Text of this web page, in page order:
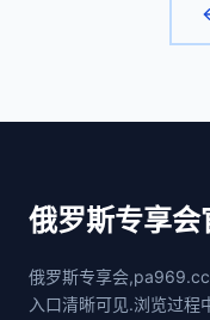
俄罗斯专享会
俄罗斯专享会
入口清晰可见.浏览过程